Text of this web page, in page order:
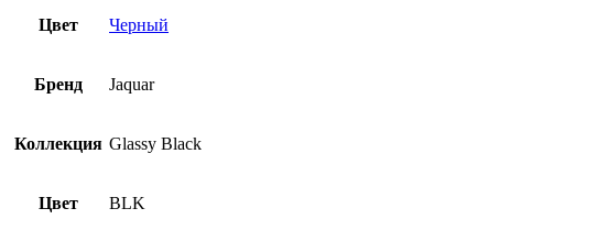
Цвет Черный
Бренд Jaquar
Коллекция Glassy Black
Цвет BLK